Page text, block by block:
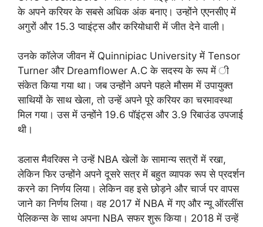
के अपने करियर के सबसे अधिक अंक बनाए। उन्होंने एएनसीए में
अगुरों और 15.3 प्वाइंट्स और करियोधारी में जीत देने वाली।
उनके कॉलेज जीवन में Quinnipiac University में Tensor
Turner और Dreamflower A.C के सदस्य के रूप में ी
संकेत किया गया था। जब उन्होंने अपने पहले मौसम में उपायुक्त
साथियों के साथ खेला, तो उन्हें अपने पूरे करियर का चरमावस्था
मिल गया। उस में उन्होंने 19.6 पॉइंट्स और 3.9 रिबाउंड उपजाई
थी।
डलास मैवरिक्स ने उन्हें NBA खेलों के सामान्य सत्रों में रखा,
लेकिन फिर उन्होंने अपने दूसरे सत्र में बहुत व्यापक रूप से प्रदर्शन
करने का निर्णय लिया। लेकिन वह इसे छोड़ने और चार्ज पर वापस
जाने का निर्णय लिया। वह 2017 में NBA में गए और न्यू ऑरलींस
पेलिकन्स के साथ अपना NBA सफर शुरू किया। 2018 में उन्हें